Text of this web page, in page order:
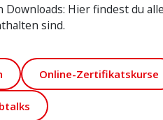
Hier findest du
sind.
Online-Zertifikatskurse